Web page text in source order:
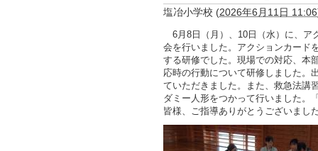
塩冶小学校 (2026年6月11日 11:06
6月8日（月）、10日（水）に、ア
会を行いました。アクションカード
する研修でした。現場での対応、本
応時の行動について研修しました。
ていただきました。また、救急法講
ダミー人形をつかって行いました。
皆様、ご指導ありがとうございまし